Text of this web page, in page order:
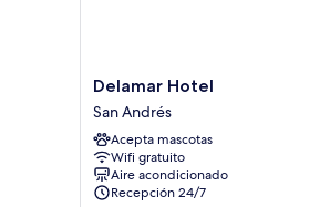
Delamar
Hotel
San
Andrés
Delamar Hotel
San Andrés
Acepta mascotas
Wifi gratuito
Aire acondicionado
Recepción 24/7